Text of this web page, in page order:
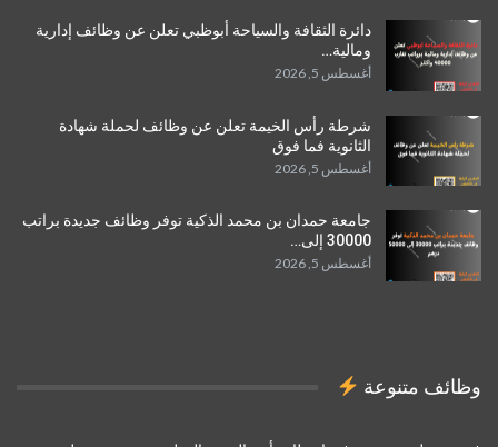
دائرة الثقافة والسياحة أبوظبي تعلن عن وظائف إدارية
ومالية…
أغسطس 5, 2026
شرطة رأس الخيمة تعلن عن وظائف لحملة شهادة
الثانوية فما فوق
أغسطس 5, 2026
جامعة حمدان بن محمد الذكية توفر وظائف جديدة براتب
30000 إلى…
أغسطس 5, 2026
وظائف متنوعة